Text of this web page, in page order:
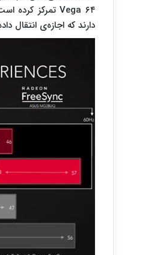
دارند که اجازه‌ی انتقال داده با سرعت ۴۸۴